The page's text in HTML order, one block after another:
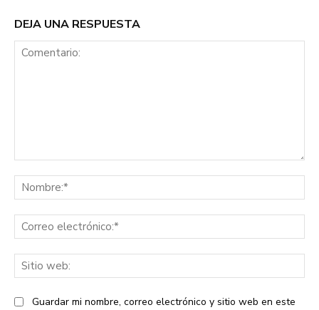
DEJA UNA RESPUESTA
Guardar mi nombre, correo electrónico y sitio web en este